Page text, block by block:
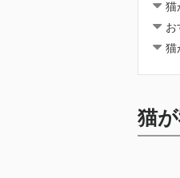
猫
お
猫
猫